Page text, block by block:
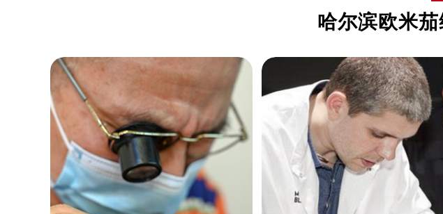
重庆市解放碑渝中区民权路28号英利国际金融中心写字楼20层
黑龙江省大庆市萨尔图区会战大街欧米茄售后服务中心（需提
黑龙江省黑河市爱辉区中央街欧米茄售后服务中心（需提前预约
黑龙江省鸡西市鸡冠区红军路欧米茄售后服务中心（需提前预
黑龙江省佳木斯市向阳区长安路欧米茄售后服务中心（需提前预
黑龙江省牡丹江市东安区太平路欧米茄售后服务中心（需提前
黑龙江省七台河市桃山区大同街欧米茄售后服务中心（需提前预
黑龙江省齐齐哈尔市龙沙区龙华路欧米茄售后服务中心（需提前
黑龙江省双鸭山市尖山区新兴大街欧米茄售后服务中心（需提前
黑龙江省绥化市北林区新华街与康庄路交叉口欧米茄售后服务
哈尔滨欧米